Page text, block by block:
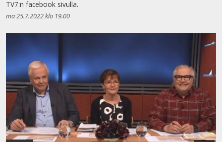
TV7:n facebook sivulla.
ma 25.7.2022 klo 19.00